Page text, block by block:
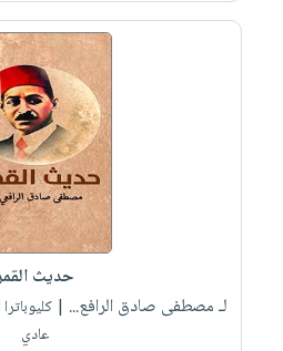
حديث
لـ مصطفى صادق الرافع... |
عادي